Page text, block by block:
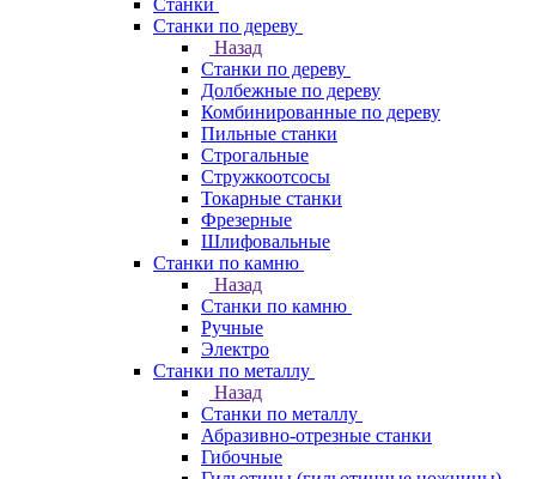
Станки
Станки по дереву
Назад
Станки по дереву
Долбежные по дереву
Комбинированные по дереву
Пильные станки
Строгальные
Стружкоотсосы
Токарные станки
Фрезерные
Шлифовальные
Станки по камню
Назад
Станки по камню
Ручные
Электро
Станки по металлу
Назад
Станки по металлу
Абразивно-отрезные станки
Гибочные